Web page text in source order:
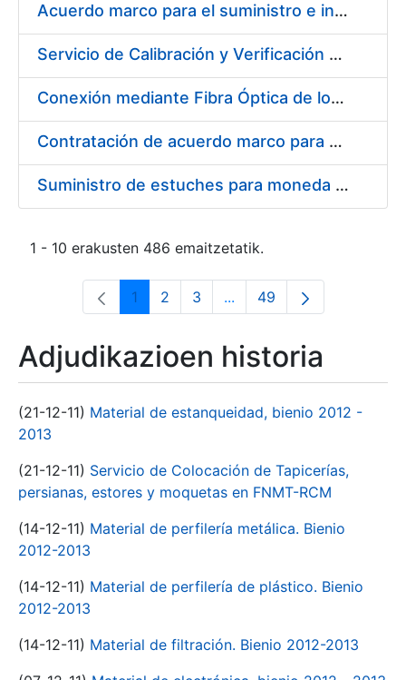
Acuerdo marco para el suministro e instalación de persianas, estores y otros complementos
Servicio de Calibración y Verificación Externa de los Equipos de Medición del Servicio de Prevención de la FNMT-RCM
Conexión mediante Fibra Óptica de los Centros de Proceso de Datos (CPDs) de las sedes de la FNMT-RCM de Burgos y Madrid
Contratación de acuerdo marco para el Suministro de Material de Electricidad para la Fábrica Nacional de Moneda y Timbre-Real Casa de la Moneda en su centro de trabajo de Burgos
Suministro de estuches para moneda de 30 €
1 - 10 erakusten 486 emaitzetatik.
Orrialdea
1 Orrialdea
2 Orrialdea
3 ...Intermediate Pages Use
Orrialdea
49
Adjudikazioen historia
(21-12-11) Material de estanqueidad, bienio 2012 -
2013
(21-12-11) Servicio de Colocación de Tapicerías,
persianas, estores y moquetas en FNMT-RCM
(14-12-11) Material de perfilería metálica. Bienio
2012-2013
(14-12-11) Material de perfilería de plástico. Bienio
2012-2013
(14-12-11) Material de filtración. Bienio 2012-2013